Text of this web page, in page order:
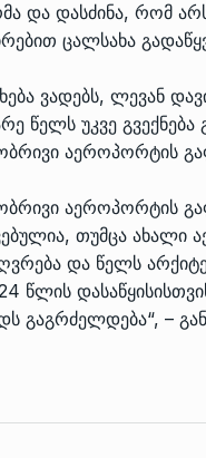
და დასძინა, რომ
ცალსახა
ვადებს, ლევან
წელს უკვე
აეროპორტის
აეროპორტის
თუმცა ახალი
და წელს
წლის
გაგრძელდება“, –